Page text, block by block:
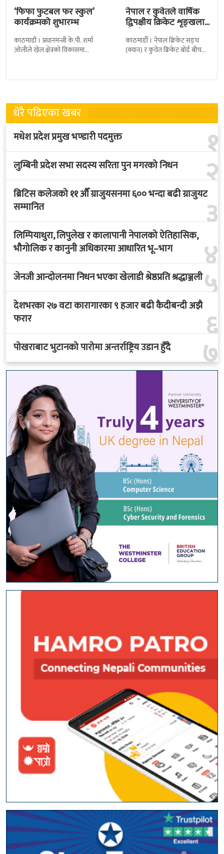
‘फिफा फुटबल फर स्कुल’
कार्यक्रमको शुभारम्भ
काठमाडौं । प्रधानमन्त्री के.पी. शर्मा
ओलीले खेल क्षेत्रको विकासमा
फुटबल संघ
नेपाल र कुवेतले वार्षिक
द्विपक्षीय क्रिकेट शृङ्खला
खेल्ने
काठमाडाैँ । नेपाल क्रिकेट सङ्घ
(क्यान) र कुवेत क्रिकेट बोर्ड बीच
भएकाे
धेरै पढिएका खबर
१
मधेश प्रदेश प्रमुख भण्डारी पदमुक्त
२
लुम्बिनी प्रदेश सभा सदस्य सरिता पुन मगरको निधन
३
ब्रिटिस कलेजको ११ औँ ग्राजुयसनमा ६०० भन्दा बढी ग्राजुयट
सम्मानित
४
लिम्पियाधुरा, लिपुलेख र कालापानी नेपालको ऐतिहासिक,
भौगोलिक र कानुनी अधिकारमा आधारित भू–भाग
५
जेनजी आन्दोलनमा निधन भएका खेलाडी श्रेष्ठप्रति श्रद्धाञ्जली
६
देशभरका २७ वटा कारागारका ९ हजार बढी कैदीबन्दी अझै
फरार
७
पोखराबाट भुटानको पारोमा अन्तर्राष्ट्रिय उडान हुँदै